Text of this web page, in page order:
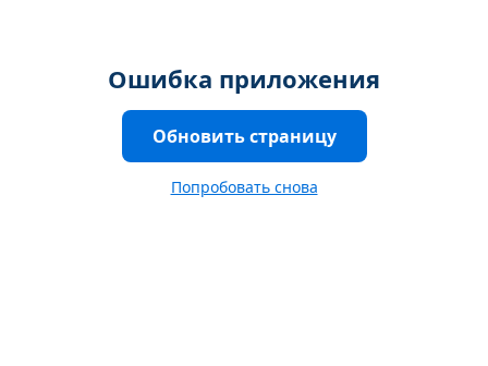
Ошибка приложения
Обновить страницу
Попробовать снова